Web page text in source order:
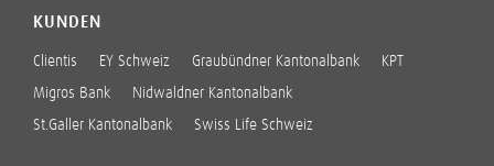
KUNDEN
Clientis EY Schweiz Graubündner Kantonalbank KPT
Migros Bank Nidwaldner Kantonalbank
St.Galler Kantonalbank Swiss Life Schweiz